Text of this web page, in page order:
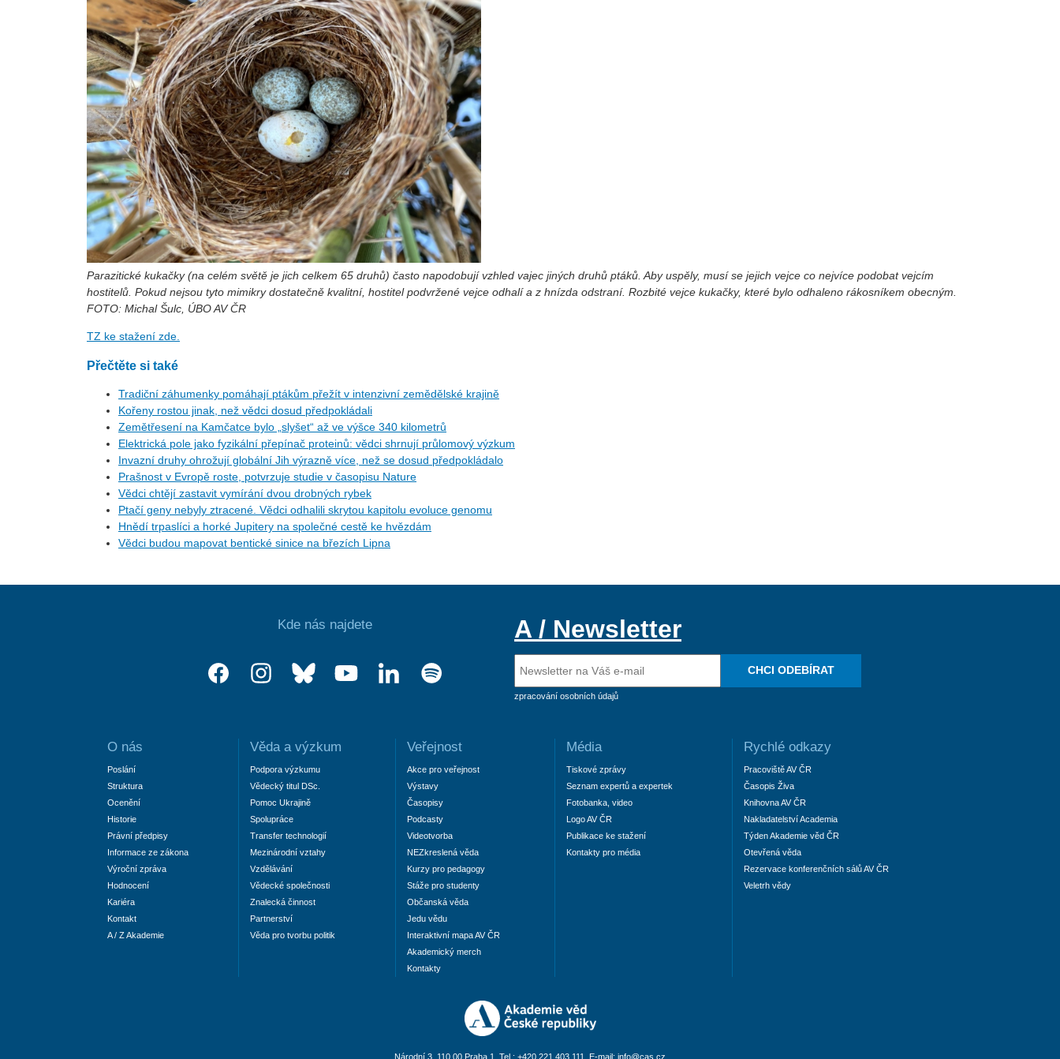
Parazitické kukačky (na celém světě je jich celkem 65 druhů) často napodobují vzhled vajec jiných druhů ptáků. Aby uspěly, musí se jejich vejce co nejvíce podobat vejcím
hostitelů. Pokud nejsou tyto mimikry dostatečně kvalitní, hostitel podvržené vejce odhalí a z hnízda odstraní. Rozbité vejce kukačky, které bylo odhaleno rákosníkem obecným.
FOTO: Michal Šulc, ÚBO AV ČR
TZ ke stažení zde.
Přečtěte si také
Tradiční záhumenky pomáhají ptákům přežít v intenzivní zemědělské krajině
Kořeny rostou jinak, než vědci dosud předpokládali
Zemětřesení na Kamčatce bylo „slyšet“ až ve výšce 340 kilometrů
Elektrická pole jako fyzikální přepínač proteinů: vědci shrnují průlomový výzkum
Invazní druhy ohrožují globální Jih výrazně více, než se dosud předpokládalo
Prašnost v Evropě roste, potvrzuje studie v časopisu Nature
Vědci chtějí zastavit vymírání dvou drobných rybek
Ptačí geny nebyly ztracené. Vědci odhalili skrytou kapitolu evoluce genomu
Hnědí trpaslíci a horké Jupitery na společné cestě ke hvězdám
Vědci budou mapovat bentické sinice na březích Lipna
Kde nás najdete A / Newsletter
zpracování osobních údajů
CHCI ODEBÍRAT
O nás
Poslání
Struktura
Ocenění
Historie
Právní předpisy
Informace ze zákona
Výroční zpráva
Hodnocení
Kariéra
Kontakt
A / Z Akademie
Věda a výzkum
Podpora výzkumu
Vědecký titul DSc.
Pomoc Ukrajině
Spolupráce
Transfer technologií
Mezinárodní vztahy
Vzdělávání
Vědecké společnosti
Znalecká činnost
Partnerství
Věda pro tvorbu politik
Veřejnost
Akce pro veřejnost
Výstavy
Časopisy
Podcasty
Videotvorba
NEZkreslená věda
Kurzy pro pedagogy
Stáže pro studenty
Občanská věda
Jedu vědu
Interaktivní mapa AV ČR
Akademický merch
Kontakty
Média
Tiskové zprávy
Seznam expertů a expertek
Fotobanka, video
Logo AV ČR
Publikace ke stažení
Kontakty pro média
Rychlé odkazy
Pracoviště AV ČR
Časopis Živa
Knihovna AV ČR
Nakladatelství Academia
Týden Akademie věd ČR
Otevřená věda
Rezervace konferenčních sálů AV ČR
Veletrh vědy
Národní 3, 110 00 Praha 1, Tel.: +420 221 403 111, E-mail: info@cas.cz